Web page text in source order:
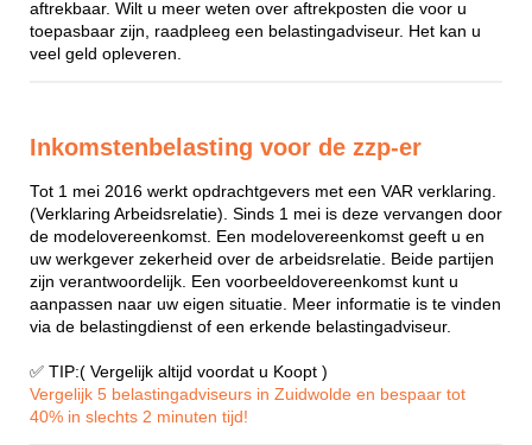
aftrekbaar. Wilt u meer weten over aftrekposten die voor u
toepasbaar zijn, raadpleeg een belastingadviseur. Het kan u
veel geld opleveren.
Inkomstenbelasting voor de zzp-er
Tot 1 mei 2016 werkt opdrachtgevers met een VAR verklaring.
(Verklaring Arbeidsrelatie). Sinds 1 mei is deze vervangen door
de modelovereenkomst. Een modelovereenkomst geeft u en
uw werkgever zekerheid over de arbeidsrelatie. Beide partijen
zijn verantwoordelijk. Een voorbeeldovereenkomst kunt u
aanpassen naar uw eigen situatie. Meer informatie is te vinden
via de belastingdienst of een erkende belastingadviseur.
✅ TIP:( Vergelijk altijd voordat u Koopt )
Vergelijk 5 belastingadviseurs in Zuidwolde en bespaar tot
40% in slechts 2 minuten tijd!